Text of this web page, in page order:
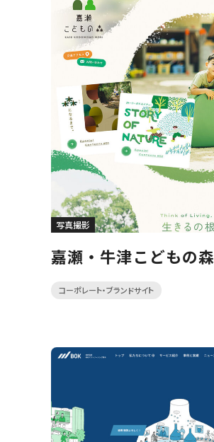
写真撮影
嘉瀬・牛津こどもの森
コーポレート・ブランドサイト